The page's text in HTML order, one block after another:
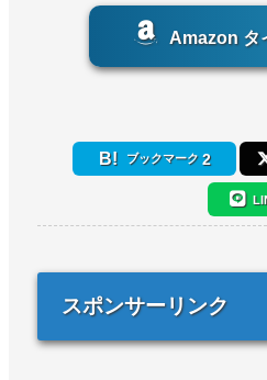
Amazon タ
ブックマーク 2
スポンサーリンク